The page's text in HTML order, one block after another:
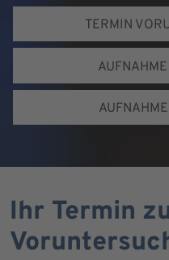
TERMIN
Ihr Termin